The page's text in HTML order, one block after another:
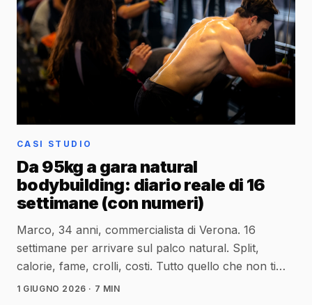
CASI STUDIO
Da 95kg a gara natural
bodybuilding: diario reale di 16
settimane (con numeri)
Marco, 34 anni, commercialista di Verona. 16
settimane per arrivare sul palco natural. Split,
calorie, fame, crolli, costi. Tutto quello che non ti
raccontano.
1 GIUGNO 2026 · 7 MIN